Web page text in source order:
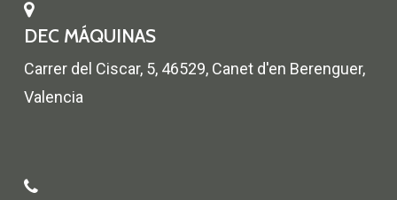
DEC MÁQUINAS
Carrer del Ciscar, 5, 46529, Canet d'en Berenguer,
Valencia